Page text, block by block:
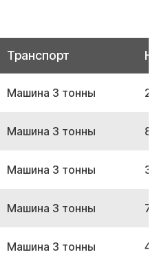
Транспорт
Машина 3 тонны
Машина 3 тонны
Машина 3 тонны
Машина 3 тонны
Машина 3 тонны